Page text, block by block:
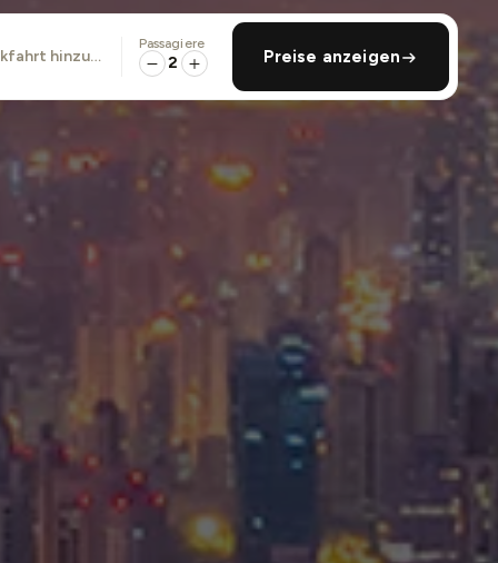
hinzufügen
Passagiere
2 Preise anzeigen